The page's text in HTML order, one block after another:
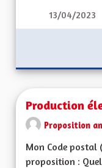
13/04/2023
Production
Proposition
Mon Code postal
proposition :